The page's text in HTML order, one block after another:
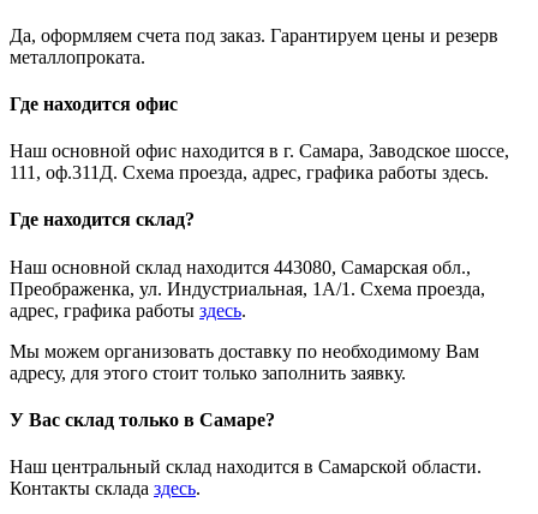
Да, оформляем счета под заказ. Гарантируем цены и резерв
металлопроката.
Где находится офис
Наш основной офис находится в г. Самара, Заводское шоссе,
111, оф.311Д. Схема проезда, адрес, графика работы здесь.
Где находится склад?
Наш основной склад находится 443080, Самарская обл.,
Преображенка, ул. Индустриальная, 1А/1. Схема проезда,
адрес, графика работы здесь.
Мы можем организовать доставку по необходимому Вам
адресу, для этого стоит только заполнить заявку.
У Вас склад только в Самаре?
Наш центральный склад находится в Самарской области.
Контакты склада здесь.